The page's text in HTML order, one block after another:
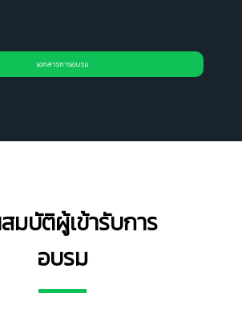
เอกสารการอบรม
มบัติผู้เข้ารับการ
อบรม